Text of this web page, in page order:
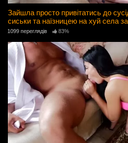
Зайшла просто привітатись до
сиськи та наїзницею на хуй села
1099 переглядів 83%